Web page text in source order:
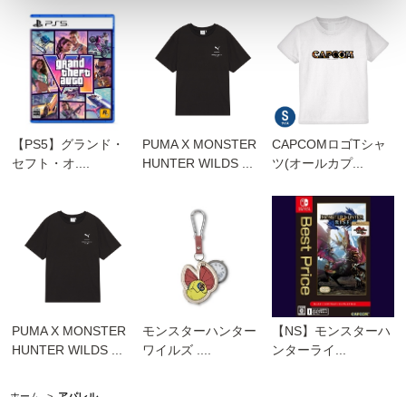
【PS5】グランド・
セフト・オ....
PUMA X MONSTER
HUNTER WILDS ...
CAPCOMロゴTシャ
ツ(オールカプ...
PUMA X MONSTER
HUNTER WILDS ...
モンスターハンター
ワイルズ ....
【NS】モンスターハ
ンターライ...